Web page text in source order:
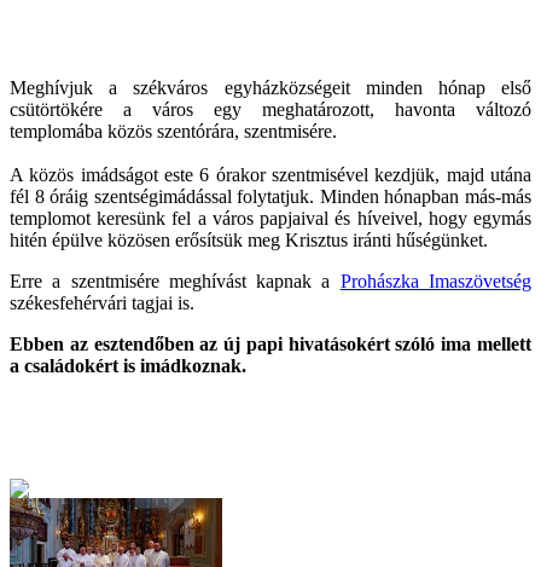
Meghívjuk a székváros egyházközségeit minden hónap első
csütörtökére a város egy meghatározott, havonta változó
templomába közös szentórára, szentmisére.
A közös imádságot este 6 órakor szentmisével kezdjük, majd utána
fél 8 óráig szentségimádással folytatjuk. Minden hónapban más-más
templomot keresünk fel a város papjaival és híveivel, hogy egymás
hitén épülve közösen erősítsük meg Krisztus iránti hűségünket.
Erre a szentmisére meghívást kapnak a Prohászka Imaszövetség
székesfehérvári tagjai is.
Ebben az esztendőben az új papi hivatásokért szóló ima mellett
a családokért is imádkoznak.